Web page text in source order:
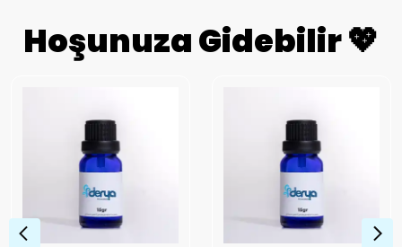
Hoşunuza Gidebilir 💖